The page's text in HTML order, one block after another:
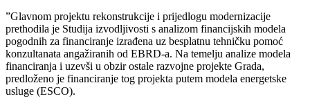
​”​Glavnom projektu rekonstrukcije i prijedlogu modernizacije
prethodila je Studija izvodljivosti s analizom financijskih modela
pogodnih za financiranje izrađena uz besplatnu tehničku pomoć
konzultanata angažiranih od EBRD-a. Na temelju analize modela
financiranja i uzevši u obzir ostale razvojne projekte Grada,
predloženo je financiranje tog projekta putem modela energetske
usluge (ESCO).